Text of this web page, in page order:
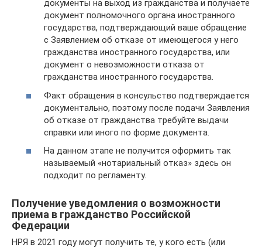
документы на выход из гражданства и получаете
документ полномочного органа иностранного
государства, подтверждающий ваше обращение
с Заявлением об отказе от имеющегося у него
гражданства иностранного государства, или
документ о невозможности отказа от
гражданства иностранного государства.
Факт обращения в консульство подтверждается
документально, поэтому после подачи Заявления
об отказе от гражданства требуйте выдачи
справки или иного по форме документа.
На данном этапе не получится оформить так
называемый «нотариальный отказ» здесь он
подходит по регламенту.
Получение уведомления о возможности
приема в гражданство Российской
Федерации
НРЯ в 2021 году могут получить те, у кого есть (или